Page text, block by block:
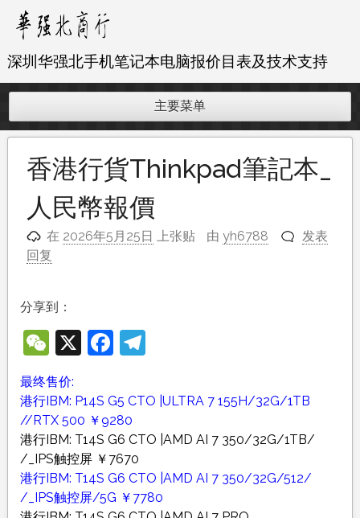
内深圳华强北手机笔记本电脑报价目表及技术支持
主要菜单
香港行貨Thinkpad筆記本_
人民幣報價
在 2026年5月25日 上张贴 由yh6788
发表
回复
分享到：
WeChat
X Facebook
Telegram
最终售价:
港行IBM: P14S G5 CTO |ULTRA 7 155H/32G/1TB
//RTX 500 ￥9280
港行IBM: T14S G6 CTO |AMD AI 7 350/32G/1TB/
/_IPS触控屏 ￥7670
港行IBM: T14S G6 CTO |AMD AI 7 350/32G/512/
/_IPS触控屏/5G ￥7780